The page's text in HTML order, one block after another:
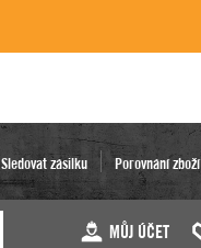
Sledovat zásilku Porovnání zboží
MŮJ ÚČET